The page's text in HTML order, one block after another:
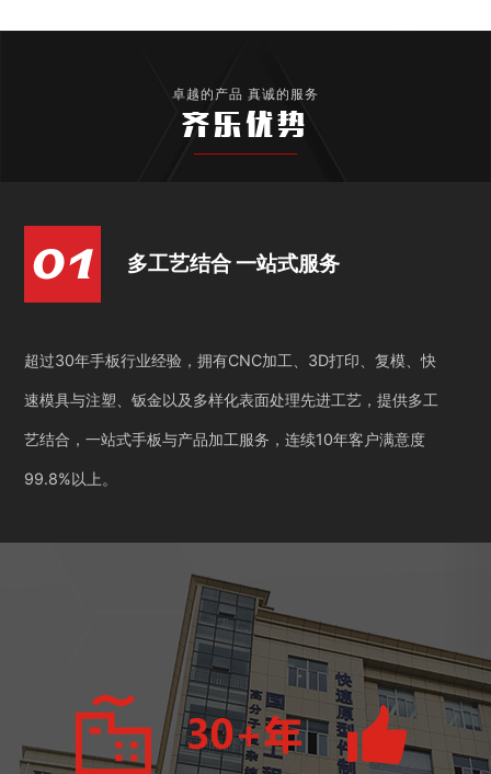
卓越的产品 真诚的服务
齐乐优势
多工艺结合 一站式服务
超过30年手板行业经验，拥有CNC加工、3D打印、复模、快
速模具与注塑、钣金以及多样化表面处理先进工艺，提供多工
艺结合，一站式手板与产品加工服务，连续10年客户满意度
99.8%以上。